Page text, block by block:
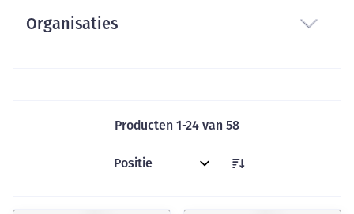
Organisaties
Producten 1-24 van 58
Sorteer op: